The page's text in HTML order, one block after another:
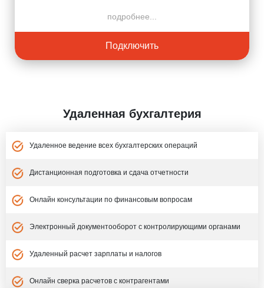
подробнее...
Подключить
Удаленная бухгалтерия
Удаленное ведение всех бухгалтерских операций
Дистанционная подготовка и сдача отчетности
Онлайн консультации по финансовым вопросам
Электронный документооборот с контролирующими органами
Удаленный расчет зарплаты и налогов
Онлайн сверка расчетов с контрагентами